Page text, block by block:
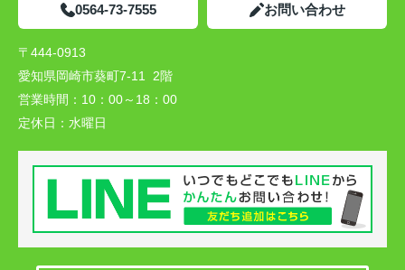
0564-73-7555 お問い合わせ
〒444-0913
愛知県岡崎市葵町7-11 2階
営業時間： 10：00～18：00
定休日： 水曜日